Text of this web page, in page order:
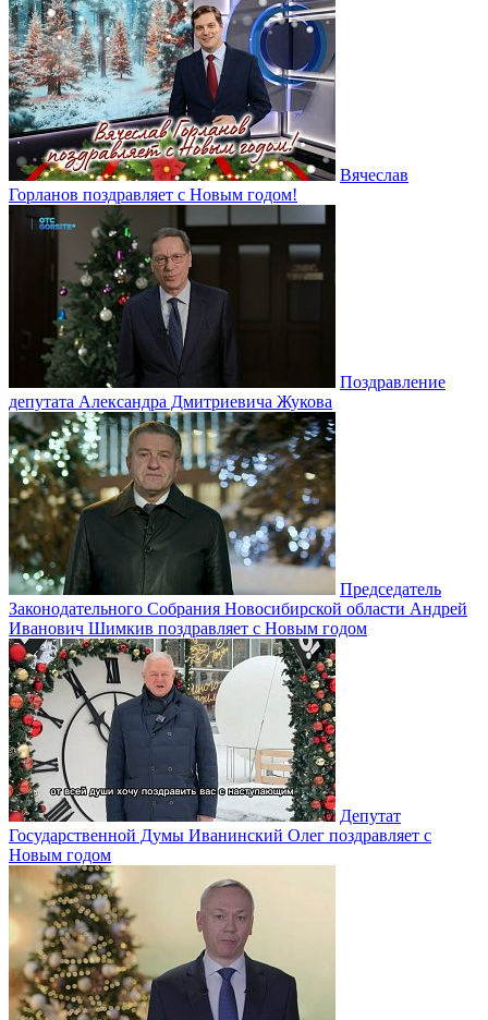
Вячеслав
Горланов поздравляет с Новым годом!
Поздравление
депутата Александра Дмитриевича Жукова
Председатель
Законодательного Собрания Новосибирской области Андрей
Иванович Шимкив поздравляет с Новым годом
Депутат
Государственной Думы Иванинский Олег поздравляет с
Новым годом